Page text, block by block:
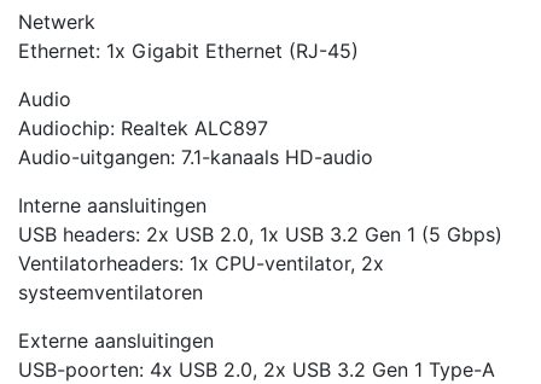
Netwerk
Ethernet: 1x Gigabit Ethernet (RJ-45)
Audio
Audiochip: Realtek ALC897
Audio-uitgangen: 7.1-kanaals HD-audio
Interne aansluitingen
USB headers: 2x USB 2.0, 1x USB 3.2 Gen 1 (5 Gbps)
Ventilatorheaders: 1x CPU-ventilator, 2x
systeemventilatoren
Externe aansluitingen
USB-poorten: 4x USB 2.0, 2x USB 3.2 Gen 1 Type-A